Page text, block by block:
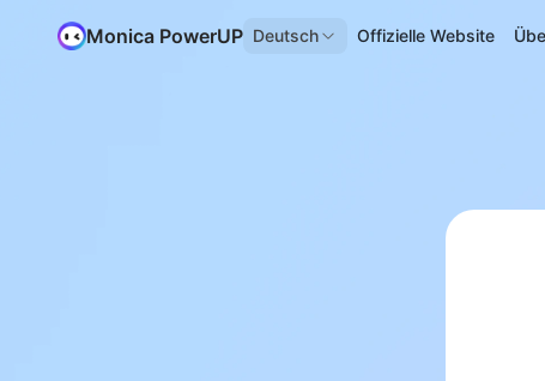
Monica PowerUP Deutsch Offizielle Website